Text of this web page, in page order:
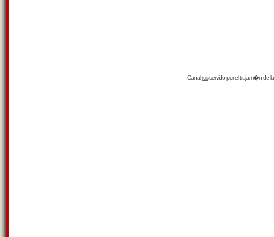
Canalrssservido por eltrujam�nde